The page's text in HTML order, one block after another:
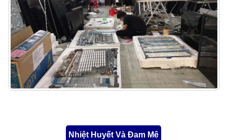
Nhiệt Huyết Và Đam Mê